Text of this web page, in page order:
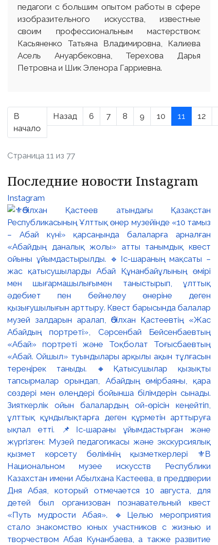
педагоги с большим опытом работы в сфере
изобразительного искусства, известные
своим профессиональным мастерством:
Касьяненко Татьяна Владимировна, Калиева
Асель Ануарбековна, Терехова Дарья
Петровна и Шик Эленора Гарриевна.
В
начало
Назад 6 7 8 9 10 11 12
Страница 11 из 77
Последние новости Instagram
Instagram